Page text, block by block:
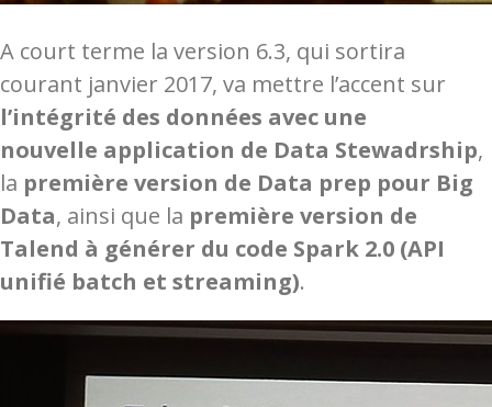
A court terme la version 6.3, qui sortira
courant janvier 2017, va mettre l’accent sur
l’intégrité des données avec une
nouvelle application de Data Stewadrship,
la première version de Data prep pour Big
Data, ainsi que la première version de
Talend à générer du code Spark 2.0 (API
unifié batch et streaming).